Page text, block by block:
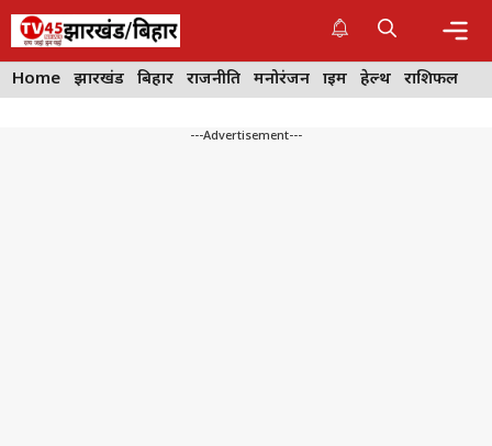
Skip
content
Home झारखंड बिहार राजनीति मनोरंजन क्राइम हेल्थ राशिफल
---Advertisement---